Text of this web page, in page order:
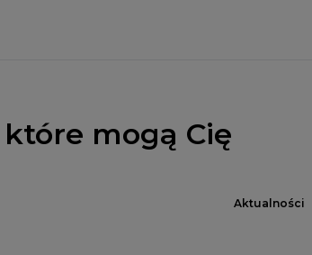
mogą Cię
Aktualności